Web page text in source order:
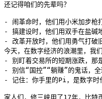
还记得咱们的先辈吗？
- 闹革命时，他们用小米加步枪
- 搞建设时，他们用双手在盐碱
- 改革开放时，他们用勇气打破
今天，在数字经济的浪潮里，我
- 别盯着交易所的短期涨跌，那
- 别信“国控”“躺赚”的鬼话，全
- 记住：你手里的Pi，是数字时
家人们，修三峡用了17年，比特